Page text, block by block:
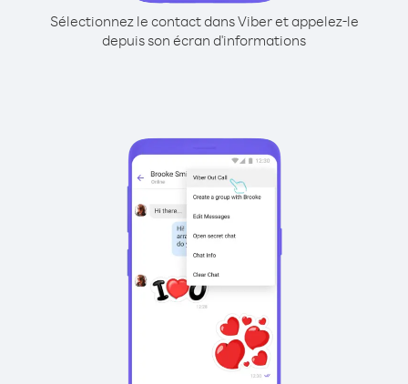
Sélectionnez le contact dans Viber et appelez-le
depuis son écran d'informations